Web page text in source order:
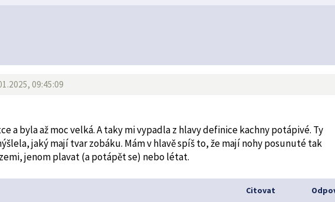
09:45:09
a byla až moc velká. A taky mi vypadla z hlavy definice kachny potápivé. Ty
jaký mají tvar zobáku. Mám v hlavě spíš to, že mají nohy posunuté tak
jenom plavat (a potápět se) nebo létat.
Citovat